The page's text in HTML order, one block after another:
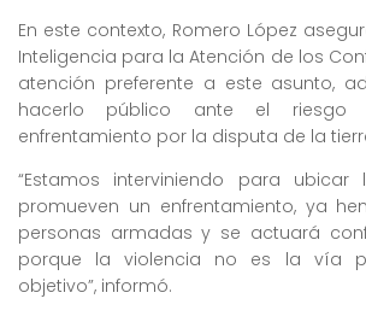
En este contexto, Romero López
Inteligencia para la Atención de los
atención preferente a este asunto,
hacerlo público ante el riesgo
enfrentamiento por la disputa de la
“Estamos interviniendo para
promueven un enfrentamiento, ya
personas armadas y se actuará
porque la violencia no es la vía
objetivo”, informó.